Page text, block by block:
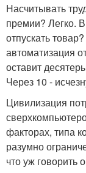
Насчитывать
премии? Легко.
отпускать
автоматизация
оставит
Через 10 -
Цивилизация
факторах, типа
разумно
что уж говорить